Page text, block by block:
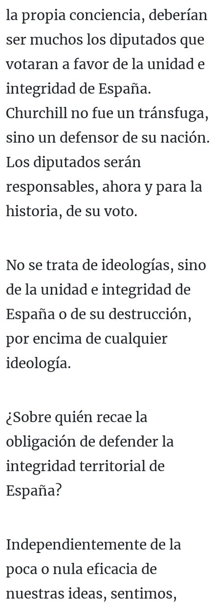
la propia conciencia, deberían
ser muchos los diputados que
votaran a favor de la unidad e
integridad de España.
Churchill no fue un tránsfuga,
sino un defensor de su nación.
Los diputados serán
responsables, ahora y para la
historia, de su voto.
No se trata de ideologías, sino
de la unidad e integridad de
España o de su destrucción,
por encima de cualquier
ideología.
¿Sobre quién recae la
obligación de defender la
integridad territorial de
España?
Independientemente de la
poca o nula eficacia de
nuestras ideas, sentimos,